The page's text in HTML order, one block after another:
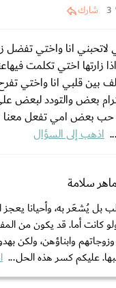
3 شارك
انا واختي تفضل
زارتها اختي تكلمت
بين قلبي انا واختي
بعض والتودد لبعض
حب بعض امي تفعل معنا
اذهب إلى السؤال
سلامة
بل يُشعَر به، وأحيانا
كانت أما. قد يكون من
وابناؤهن، ولكن
عليكم كسر هذه الحل...